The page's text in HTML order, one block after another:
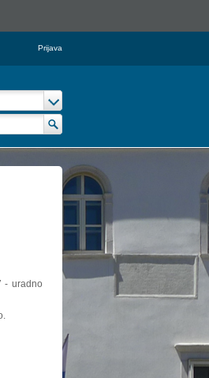
Prijava
- uradno